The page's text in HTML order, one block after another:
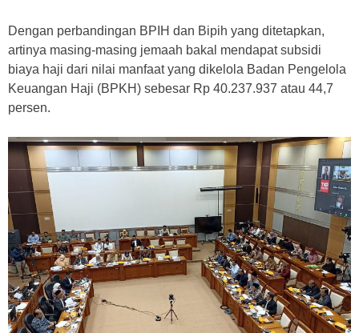
Dengan perbandingan BPIH dan Bipih yang ditetapkan,
artinya masing-masing jemaah bakal mendapat subsidi
biaya haji dari nilai manfaat yang dikelola Badan Pengelola
Keuangan Haji (BPKH) sebesar Rp 40.237.937 atau 44,7
persen.